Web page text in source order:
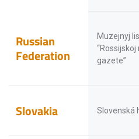
Russian
Federation
Muzejnyj
“Rossijskoj
gazete”
Slovakia Slovenská